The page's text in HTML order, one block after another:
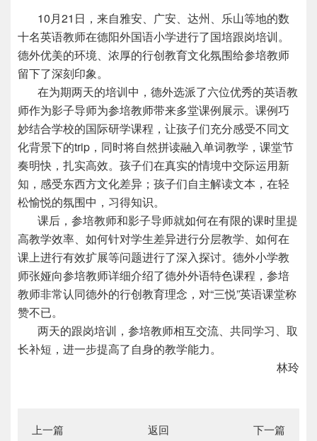
10月21日，来自雅安、广安、达州、乐山等地的数
十名英语教师在德阳外国语小学进行了国培跟岗培训。
德外优美的环境、浓厚的行创教育文化氛围给参培教师
留下了深刻印象。
在为期两天的培训中，德外选派了六位优秀的英语教
师作为影子导师为参培教师带来多堂课例展示。课例巧
妙结合学校的国际研学课程，让孩子们充分感受不同文
化背景下的trip，同时将自然拼读融入单词教学，课堂节
奏明快，扎实高效。孩子们在真实的情境中交际运用新
知，感受东西方文化差异；孩子们自主解读文本，在轻
松愉悦的氛围中，习得知识。
课后，参培教师和影子导师就如何在有限的课时里提
高教学效率、如何针对学生差异进行分层教学、如何在
课上进行有效扩展等问题进行了深入探讨。德外小学教
师张娅向参培教师详细介绍了德外外语特色课程，参培
教师非常认同德外的行创教育理念，对“三悦”英语课堂称
赞不已。
两天的跟岗培训，参培教师相互交流、共同学习、取
长补短，进一步提高了自身的教学能力。
林玲
上一篇 返回 下一篇